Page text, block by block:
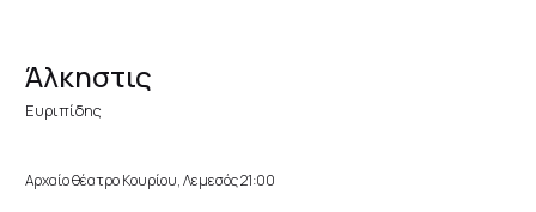
Άλκηστις
Ευριπίδης
Αρχαίο θέατρο Κουρίου, Λεμεσός 21:00